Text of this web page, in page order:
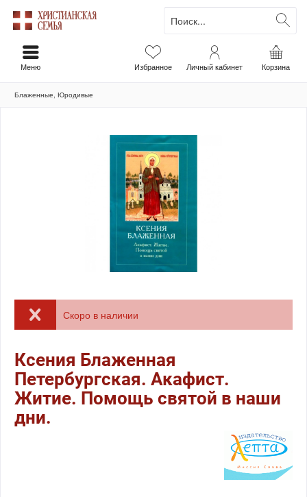
Корзина
Избранное Личный кабинет
Меню
Блаженные, Юродивые
Скоро в наличии
Ксения Блаженная
Петербургская. Акафист.
Житие. Помощь святой в наши
дни.